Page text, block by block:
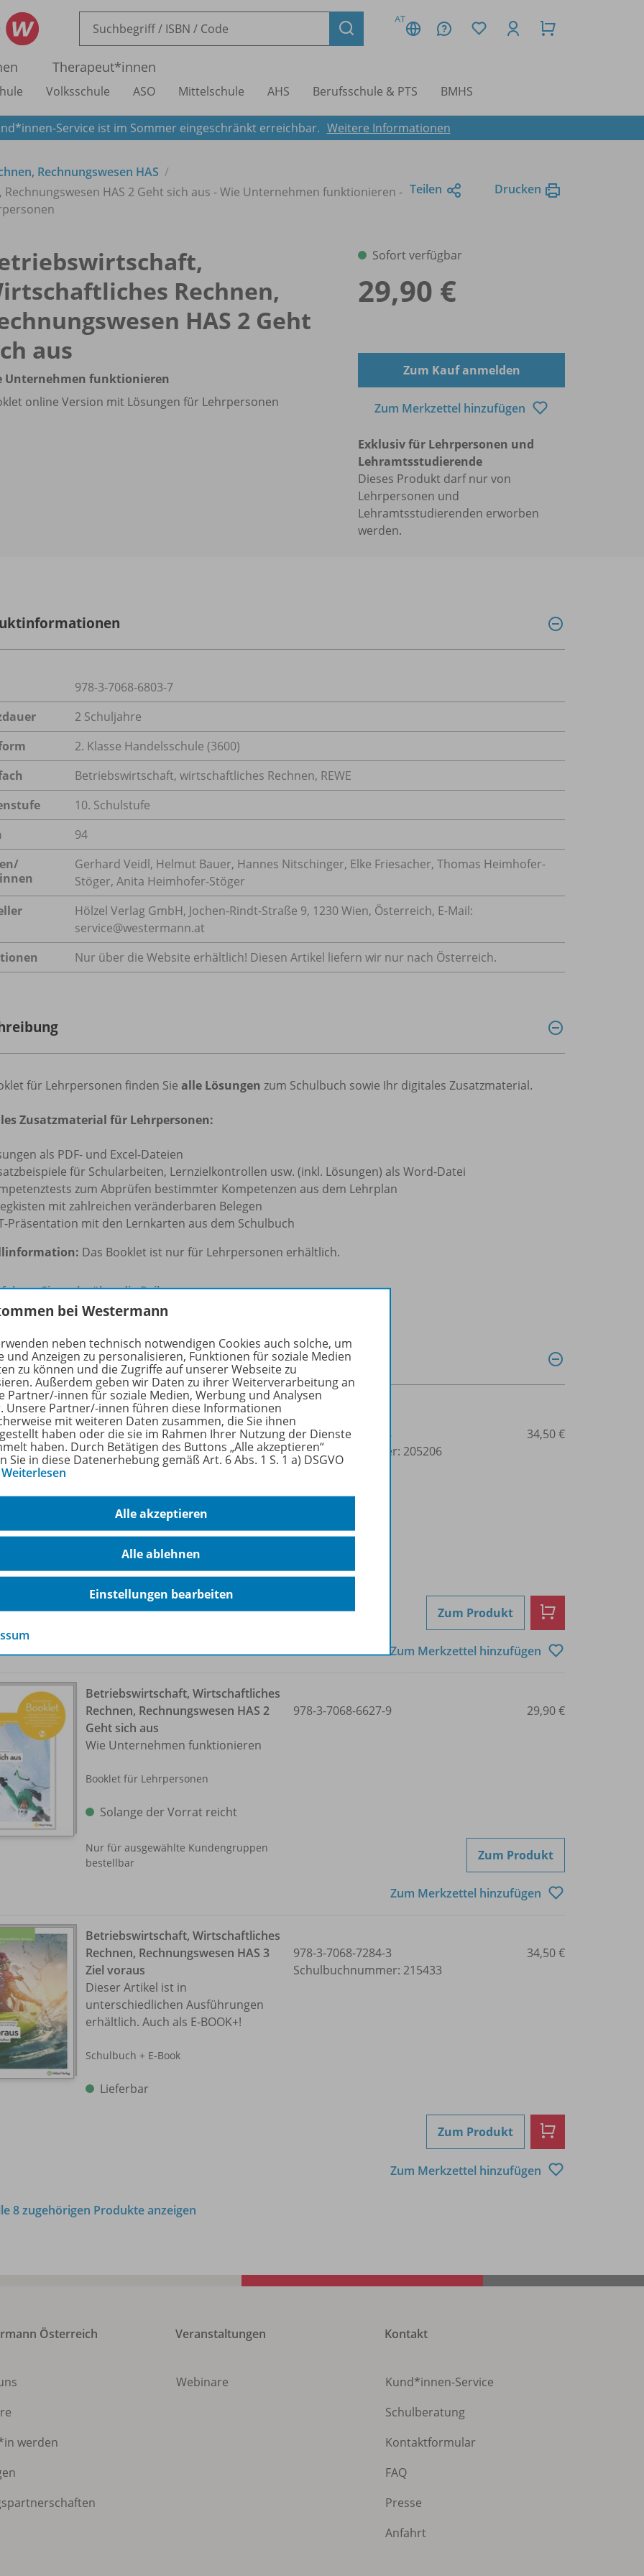
AT
Therapeut*innen
Volksschule ASO Mittelschule AHS Berufsschule & PTS BMHS
Service ist im Sommer eingeschränkt erreichbar. Weitere Informationen
Rechnungswesen HAS
HAS 2 Geht sich aus - Wie Unternehmen funktionieren - Teilen Drucken
Rechnen,
HAS 2 Geht
aus
Unternehmen funktionieren
online Version mit Lösungen für Lehrpersonen
Sofort verfügbar
29,90 €
Zum Kauf anmelden
Zum Merkzettel hinzufügen
Exklusiv für Lehrpersonen und
Lehramtsstudierende
Dieses Produkt darf nur von
Lehrpersonen und
Lehramtsstudierenden erworben
werden.
978-3-7068-6803-7
2 Schuljahre
2. Klasse Handelsschule (3600)
Betriebswirtschaft, wirtschaftliches Rechnen, REWE
10. Schulstufe
94
Gerhard Veidl, Helmut Bauer, Hannes Nitschinger, Elke Friesacher, Thomas Heimhofer-
Stöger, Anita Heimhofer-Stöger
Hölzel Verlag GmbH, Jochen-Rindt-Straße 9, 1230 Wien, Österreich, E-Mail:
service@westermann.at
Nur über die Website erhältlich! Diesen Artikel liefern wir nur nach Österreich.
für Lehrpersonen finden Sie alle Lösungen zum Schulbuch sowie Ihr digitales Zusatzmaterial.
Zusatzmaterial für Lehrpersonen:
als PDF- und Excel-Dateien
für Schularbeiten, Lernzielkontrollen usw. (inkl. Lösungen) als Word-Datei
zum Abprüfen bestimmter Kompetenzen aus dem Lehrplan
mit zahlreichen veränderbaren Belegen
Präsentation mit den Lernkarten aus dem Schulbuch
Das Booklet ist nur für Lehrpersonen erhältlich.
Sie mehr über die Reihe
Produkte
Betriebswirtschaft, Wirtschaftliches
Rechnen, Rechnungswesen HAS 2
Geht sich aus
Dieser Artikel ist in
Schulbuch + E-Book
Lieferbar
978-3-7068-6624-8
Schulbuchnummer: 205206
34,50 €
Zum Produkt
Zum Merkzettel hinzufügen
Betriebswirtschaft, Wirtschaftliches
Rechnen, Rechnungswesen HAS 2
Geht sich aus
Wie Unternehmen funktionieren
Booklet für Lehrpersonen
Solange der Vorrat reicht
Nur für ausgewählte Kundengruppen
bestellbar
978-3-7068-6627-9 29,90 €
Zum Produkt
Zum Merkzettel hinzufügen
Betriebswirtschaft, Wirtschaftliches
Rechnen, Rechnungswesen HAS 3
Ziel voraus
Dieser Artikel ist in
unterschiedlichen Ausführungen
erhältlich. Auch als E-BOOK+!
Schulbuch + E-Book
Lieferbar
978-3-7068-7284-3
Schulbuchnummer: 215433
34,50 €
Zum Produkt
Zum Merkzettel hinzufügen
8 zugehörigen Produkte anzeigen
Österreich
werden
Veranstaltungen
Webinare
Kontakt
Kund*innen-Service
Schulberatung
Kontaktformular
FAQ
Presse
Anfahrt
bei Westermann
neben technisch notwendigen Cookies auch solche, um
und Anzeigen zu personalisieren, Funktionen für soziale Medien
zu können und die Zugriffe auf unserer Webseite zu
Außerdem geben wir Daten zu ihrer Weiterverarbeitung an
Partner/-innen für soziale Medien, Werbung und Analysen
Unsere Partner/-innen führen diese Informationen
mit weiteren Daten zusammen, die Sie ihnen
haben oder die sie im Rahmen Ihrer Nutzung der Dienste
haben. Durch Betätigen des Buttons „Alle akzeptieren“
Sie in diese Datenerhebung gemäß Art. 6 Abs. 1 S. 1 a) DSGVO
Weiterlesen
Alle akzeptieren
Alle ablehnen
Einstellungen bearbeiten